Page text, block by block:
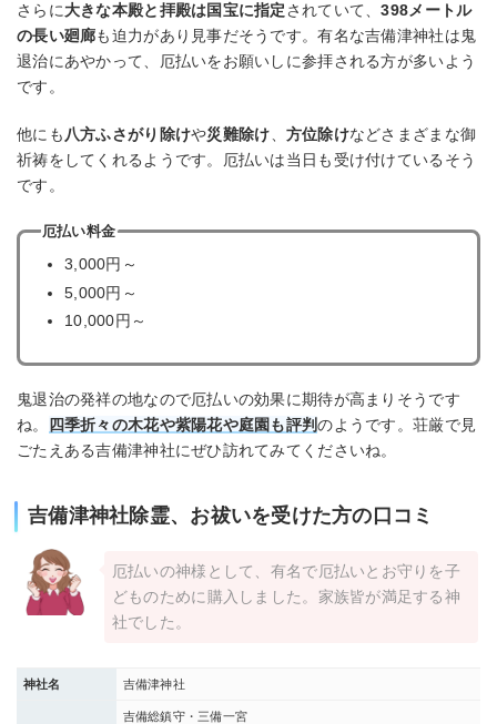
さらに大きな本殿と拝殿は国宝に指定されていて、398メートル
の長い廻廊も迫力があり見事だそうです。有名な吉備津神社は鬼
退治にあやかって、厄払いをお願いしに参拝される方が多いよう
です。
他にも 八方ふさがり除けや災難除け 方位除けなどさまざまな御
祈祷をしてくれるようです。厄払いは当日も受け付けているそう
です。
厄払い料金
3,000円～
5,000円～
10,000円～
鬼退治の発祥の地なので厄払いの効果に期待が高まりそうです
ね。
四季折々の木花や紫陽花や庭園も評判のようです。荘厳で見
ごたえある吉備津神社にぜひ訪れてみてくださいね。
吉備津神社除霊、お祓いを受けた方の口コミ
厄払いの神様として、有名で厄払いとお守りを子
どものために購入しました。家族皆が満足する神
社でした。
神社名 吉備津神社
吉備総鎮守・三備一宮